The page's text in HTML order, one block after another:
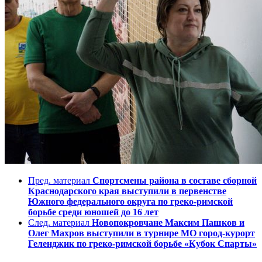
Пред. материал Спортсмены района в составе сборной
Краснодарского края выступили в первенстве
Южного федерального округа по греко-римской
борьбе среди юношей до 16 лет
След. материал Новопокровчане Максим Пашков и
Олег Махров выступили в турнире МО город-курорт
Геленджик по греко-римской борьбе «Кубок Спарты»